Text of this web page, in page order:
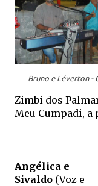
Bruno e Léverton -
Zimbi dos
Meu Cumpadi, a
Angélica e
Sivaldo (Voz e